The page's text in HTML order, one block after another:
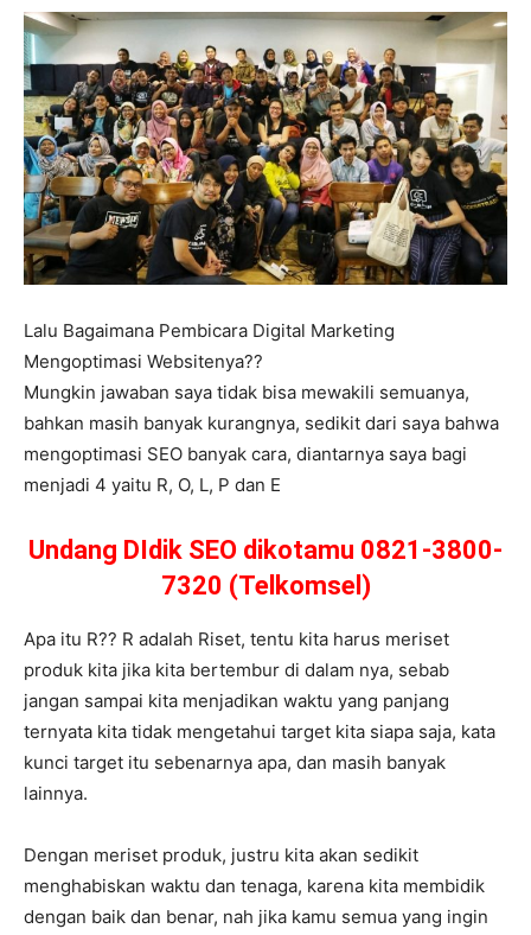
Lalu Bagaimana Pembicara Digital Marketing
Mengoptimasi Websitenya??
Mungkin jawaban saya tidak bisa mewakili semuanya,
bahkan masih banyak kurangnya, sedikit dari saya bahwa
mengoptimasi SEO banyak cara, diantarnya saya bagi
menjadi 4 yaitu R, O, L, P dan E
Undang DIdik SEO dikotamu 0821-3800-
7320 (Telkomsel)
Apa itu R?? R adalah Riset, tentu kita harus meriset
produk kita jika kita bertembur di dalam nya, sebab
jangan sampai kita menjadikan waktu yang panjang
ternyata kita tidak mengetahui target kita siapa saja, kata
kunci target itu sebenarnya apa, dan masih banyak
lainnya.
Dengan meriset produk, justru kita akan sedikit
menghabiskan waktu dan tenaga, karena kita membidik
dengan baik dan benar, nah jika kamu semua yang ingin